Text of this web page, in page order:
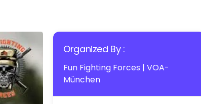
Organized By :
Fun Fighting Forces | VOA-
München